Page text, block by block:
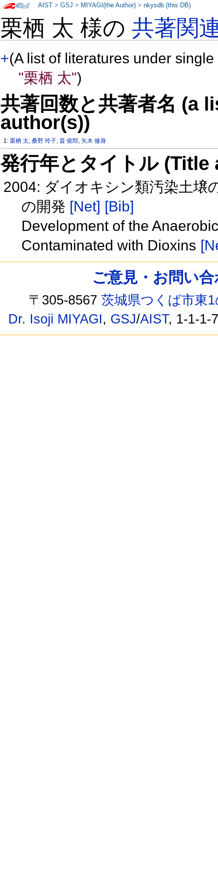
栗栖 太 様の共著関
+(A list of literatures under
"栗栖 太")
共著回数と共著者名 (a
author(s))
1:栗栖 太,桑野 玲子, 畠 俊郎,矢木 修身
発行年とタイトル
2004: ダイオキシン類汚染土壌
の開発 [Net] [Bib]
Development of the
Contaminated with Dioxins
AIST >GSJ > MIYAGI(the Author) >nkysdb (this DB)
ご意見・お問い
〒305-8567茨城県つくば市東
Dr. Isoji MIYAGI, GSJ/AIST, 1-1-1-